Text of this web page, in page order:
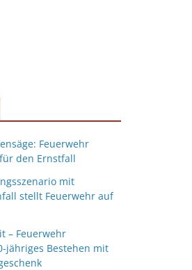
Feuerwehr
den Ernstfall
mit
stellt Feuerwehr auf
– Feuerwehr
jähriges Bestehen mit